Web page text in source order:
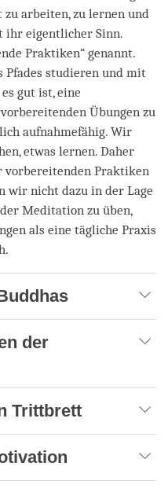
zu arbeiten, zu lernen und
ihr eigentlicher Sinn.
Praktiken“ genannt.
Pfades studieren und mit
gut ist, eine
Übungen zu
aufnahmefähig. Wir
etwas lernen. Daher
vorbereitenden Praktiken
wir nicht dazu in der Lage
Meditation zu üben,
als eine tägliche Praxis
der
Trittbrett